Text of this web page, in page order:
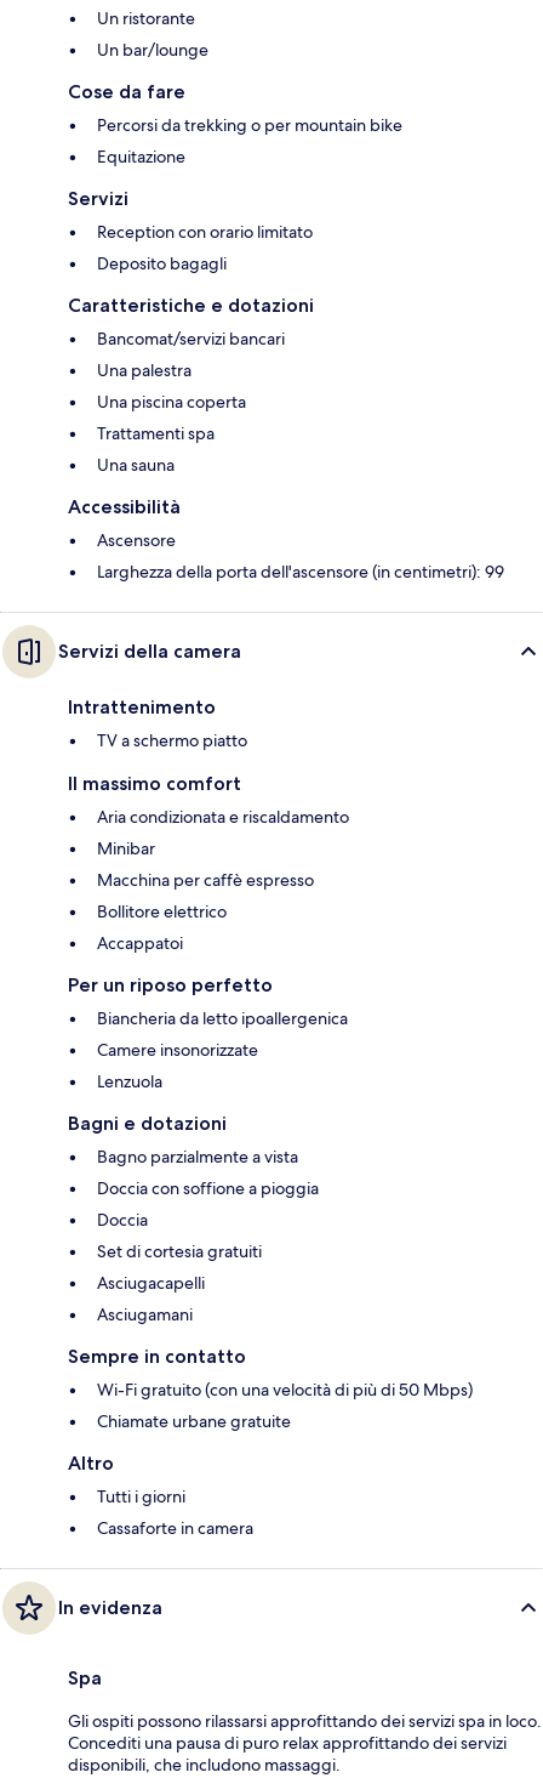
Un ristorante
Un bar/lounge
Cose da fare
Percorsi da trekking o per mountain bike
Equitazione
Servizi
Reception con orario limitato
Deposito bagagli
Caratteristiche e dotazioni
Bancomat/servizi bancari
Una palestra
Una piscina coperta
Trattamenti spa
Una sauna
Accessibilità
Ascensore
Larghezza della porta dell'ascensore (in centimetri): 99
Servizi della camera
Intrattenimento
TV a schermo piatto
Il massimo comfort
Aria condizionata e riscaldamento
Minibar
Macchina per caffè espresso
Bollitore elettrico
Accappatoi
Per un riposo perfetto
Biancheria da letto ipoallergenica
Camere insonorizzate
Lenzuola
Bagni e dotazioni
Bagno parzialmente a vista
Doccia con soffione a pioggia
Doccia
Set di cortesia gratuiti
Asciugacapelli
Asciugamani
Sempre in contatto
Wi-Fi gratuito (con una velocità di più di 50 Mbps)
Chiamate urbane gratuite
Altro
Tutti i giorni
Cassaforte in camera
In evidenza
Spa
Gli ospiti possono rilassarsi approfittando dei servizi spa in loco.
Concediti una pausa di puro relax approfittando dei servizi
disponibili, che includono massaggi.